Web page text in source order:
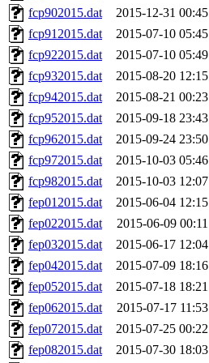
fcp902015.dat
2015-12-31 00:45
fcp912015.dat
2015-07-10 05:45
fcp922015.dat
2015-07-10 05:49
fcp932015.dat
2015-08-20 12:15
fcp942015.dat
2015-08-21 00:23
fcp952015.dat
2015-09-18 23:43
fcp962015.dat
2015-09-24 23:50
fcp972015.dat
2015-10-03 05:46
fcp982015.dat
2015-10-03 12:07
fep012015.dat
2015-06-04 12:15
fep022015.dat
2015-06-09 00:11
fep032015.dat
2015-06-17 12:04
fep042015.dat
2015-07-09 18:16
fep052015.dat
2015-07-18 18:21
fep062015.dat
2015-07-17 11:53
fep072015.dat
2015-07-25 00:22
fep082015.dat
2015-07-30 18:03